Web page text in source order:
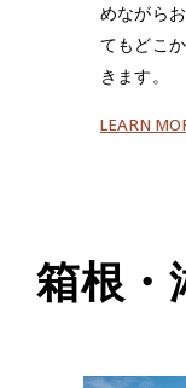
めながら
てもどこ
きます。
LEARN
箱根・